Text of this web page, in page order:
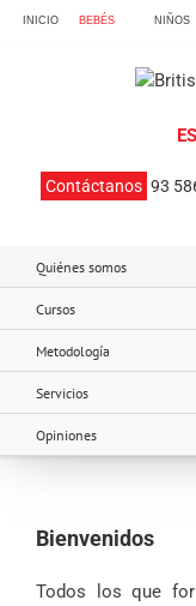
SkipINICIO BEBÉS NIÑOS
Contáctanos 93
Quiénes somos
Cursos
Metodología
Servicios
Opiniones
Bienvenidos
Todos los que